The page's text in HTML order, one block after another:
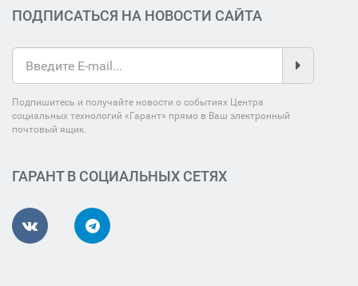
ПОДПИСАТЬСЯ НА НОВОСТИ САЙТА
Подпишитесь и получайте новости о событиях Центра
социальных технологий «Гарант» прямо в Ваш электронный
почтовый ящик.
ГАРАНТ В СОЦИАЛЬНЫХ СЕТЯХ